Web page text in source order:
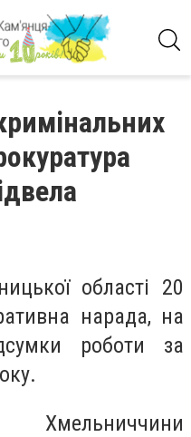
області 20
нарада, на
роботи за